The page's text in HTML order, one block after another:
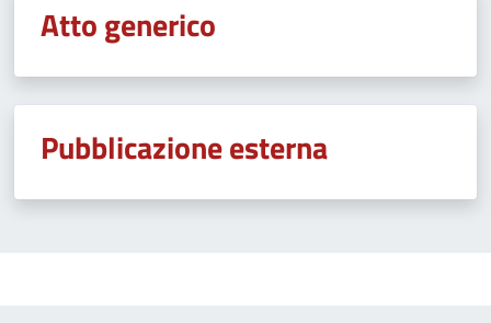
Atto generico
Pubblicazione esterna